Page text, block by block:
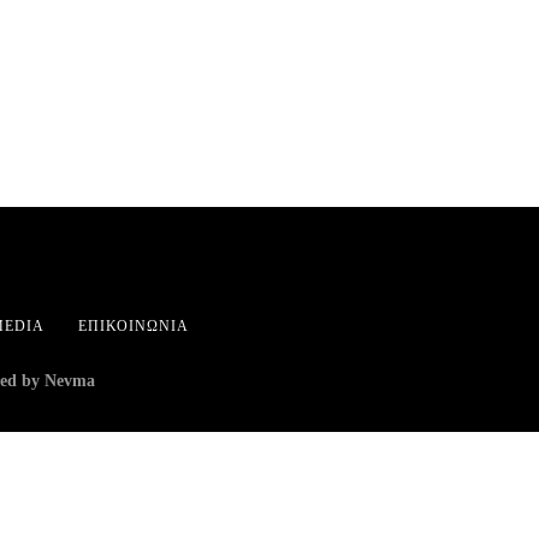
ΕΠΙΚΟΙΝΩΝΊΑ
by Nevma